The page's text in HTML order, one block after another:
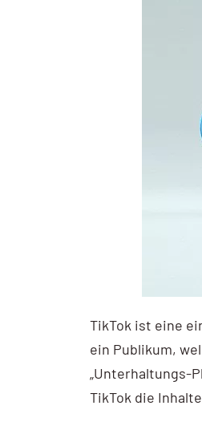
TikTok ist eine
ein Publikum,
„Unterhaltungs-
TikTok die